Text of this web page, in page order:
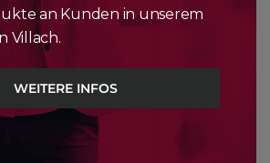
an Kunden in unserem
Villach.
WEITERE INFOS